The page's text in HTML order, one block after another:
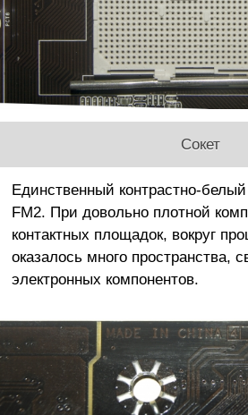
Сокет
Единственный контрастно-
FM2. При довольно плотной
контактных площадок, вокруг
оказалось много пространства,
электронных компонентов.